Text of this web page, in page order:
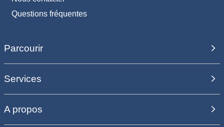
Questions fréquentes
Parcourir
Services
A propos